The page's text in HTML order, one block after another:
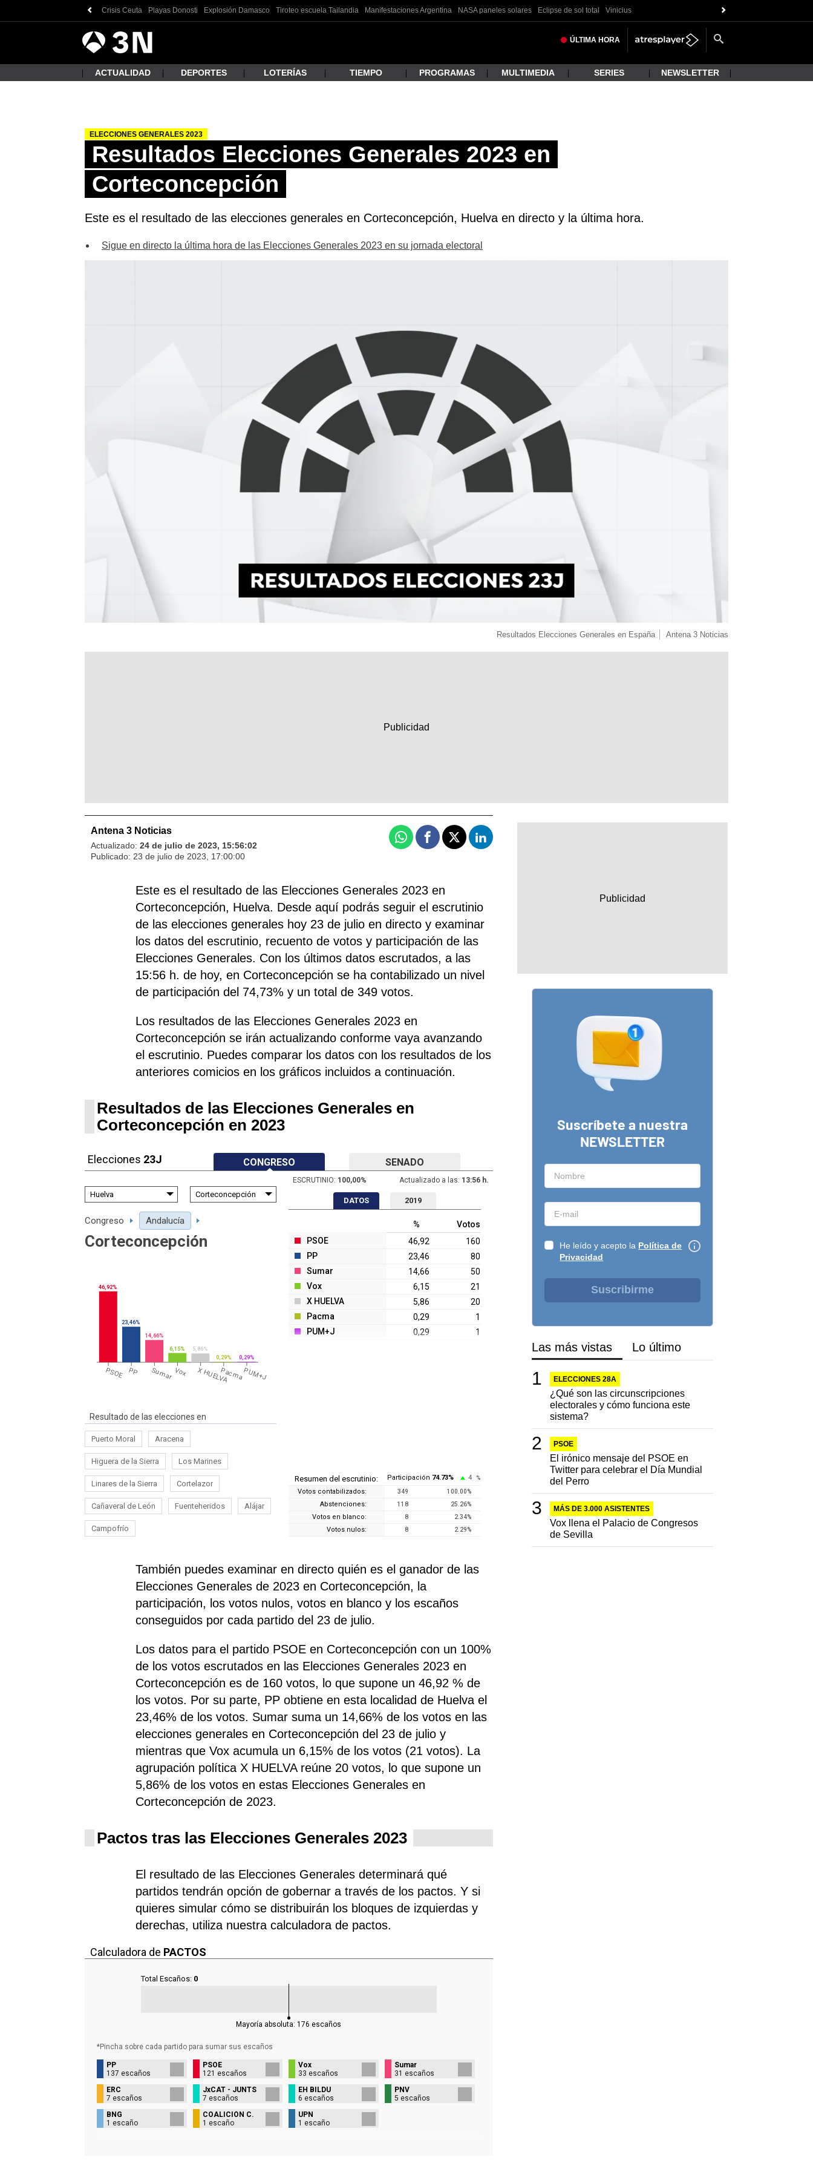
Crisis Ceuta Playas Donosti Explosión Damasco Tiroteo escuela Tailandia Manifestaciones Argentina NASA paneles solares Eclipse de sol total Vinicius
3
Noticias ÚLTIMA HORA
¿Qué estás buscando?
Buscar
ACTUALIDAD DEPORTES LOTERÍAS TIEMPO PROGRAMAS MULTIMEDIA SERIES NEWSLETTER
ELECCIONES GENERALES 2023
Resultados Elecciones Generales 2023 en
Corteconcepción
Este es el resultado de las elecciones generales en Corteconcepción, Huelva en directo y la última hora.
Sigue en directo la última hora de las Elecciones Generales 2023 en su jornada electoral
Resultados Elecciones Generales en España Antena 3 Noticias
Antena 3 Noticias
Actualizado: 24 de julio de 2023, 15:56:02
Publicado: 23 de julio de 2023, 17:00:00
WhatsappFacebook
X Linkedin
Este es el resultado de las Elecciones Generales 2023 en
Corteconcepción, Huelva. Desde aquí podrás seguir el escrutinio
de las elecciones generales hoy 23 de julio en directo y examinar
los datos del escrutinio, recuento de votos y participación de las
Elecciones Generales. Con los últimos datos escrutados, a las
15:56 h. de hoy, en Corteconcepción se ha contabilizado un nivel
de participación del 74,73% y un total de 349 votos.
Los resultados de las Elecciones Generales 2023 en
Corteconcepción se irán actualizando conforme vaya avanzando
el escrutinio. Puedes comparar los datos con los resultados de los
anteriores comicios en los gráficos incluidos a continuación.
Resultados de las Elecciones Generales en
Corteconcepción en 2023
Elecciones 23J CONGRESO SENADO
ESCRUTINIO: 100,00% Actualizado a las: 13:56 h.
Congreso Andalucía
Corteconcepción
PSOE PP Sumar Vox X HUELVAPacmaPUM+J
46,92%
23,46%
14,66%
6,15%
5,86%
0,29%
0,29%
Resultado de las elecciones en
Puerto Moral Aracena
Higuera de la Sierra Los Marines
Linares de la Sierra Cortelazor
Cañaveral de León Fuenteheridos Alájar
Campofrío
DATOS 2019
%
Votos
PSOE
46,92
160
PP
23,46
80
Sumar
14,66
50
Vox
6,15
21
X HUELVA
5,86
20
Pacma
0,29
1
PUM+J
0,29 1
Resumen del escrutinio: Participación 74.73% 4 %
Votos contabilizados: 349 100.00%
Abstenciones: 118 25.26%
Votos en blanco: 8 2.34%
Votos nulos: 8 2.29%
También puedes examinar en directo quién es el ganador de las
Elecciones Generales de 2023 en Corteconcepción, la
participación, los votos nulos, votos en blanco y los escaños
conseguidos por cada partido del 23 de julio.
Los datos para el partido PSOE en Corteconcepción con un 100%
de los votos escrutados en las Elecciones Generales 2023 en
Corteconcepción es de 160 votos, lo que supone un 46,92 % de
los votos. Por su parte, PPobtiene en esta localidad de Huelva el
23,46% de los votos. Sumarsuma un 14,66% de los votos en las
elecciones generales en Corteconcepción del 23 de julio y
mientras que Voxacumula un 6,15% de los votos (21 votos). La
agrupación política X HUELVA reúne 20 votos, lo que supone un
5,86% de los votos en estas Elecciones Generales en
Corteconcepción de 2023.
Pactos tras las Elecciones Generales 2023
El resultado de las Elecciones Generales determinará qué
partidos tendrán opción de gobernar a través de los pactos. Y si
quieres simular cómo se distribuirán los bloques de izquierdas y
derechas, utiliza nuestra calculadora de pactos.
Calculadora de PACTOS
Total Escaños: 0
Mayoría absoluta:176 escaños
*Pincha sobre cada partido para sumar sus escaños
PP
137 escaños
PSOE
121 escaños
Vox
33 escaños
Sumar
31 escaños
ERC
7 escaños
JxCAT - JUNTS
7 escaños
EH BILDU
6 escaños
PNV
5 escaños
BNG
1 escaño
COALICIÓN C.
1 escaño
UPN
1 escaño
Suscríbete a nuestra
NEWSLETTER
He leído y acepto la Política de
Privacidad
Suscribirme
Las más vistas Lo último
ELECCIONES 28A
¿Qué son las circunscripciones
electorales y cómo funciona este
sistema?
PSOE
El irónico mensaje del PSOE en
Twitter para celebrar el Día Mundial
del Perro
MÁS DE 3.000 ASISTENTES
Vox llena el Palacio de Congresos
de Sevilla